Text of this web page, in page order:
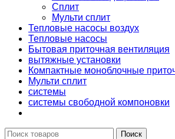
Сплит
Мульти сплит
Тепловые насосы воздух
Тепловые насосы
Бытовая приточная вентиляция
вытяжные установки
Компактные моноблочные
Мульти сплит
системы
системы свободной компоновки
Поиск